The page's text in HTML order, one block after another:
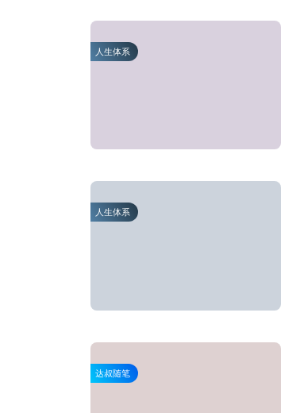
人生体系
人生体系
达叔随笔